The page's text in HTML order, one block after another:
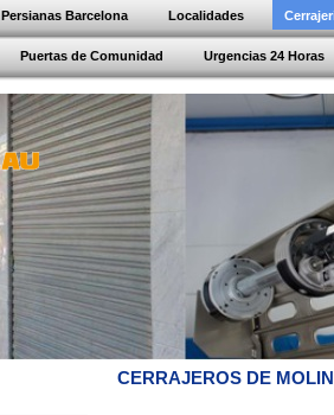
Persianas Barcelona Localidades
Puertas de Comunidad Urgencias 24 Horas
CERRAJEROS DE